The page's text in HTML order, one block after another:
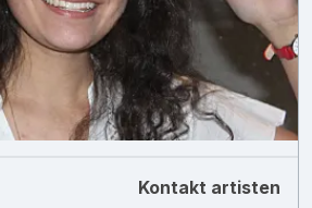
Kontakt artisten